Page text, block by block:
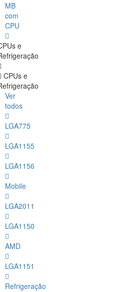
MB
com
CPU
e
CPUs e
Ver
todos
LGA775
LGA1155
LGA1156
Mobile
LGA2011
LGA1150
AMD
LGA1151
Refrigeração